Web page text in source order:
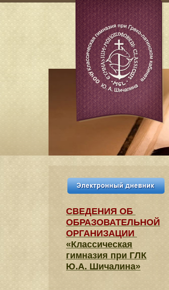
СВЕДЕНИЯ​ ОБ
ОБРАЗОВАТЕЛЬНОЙ
ОРГАНИЗАЦИИ
«Классическая
гимназия при ГЛК
Ю.А. Шичалина»